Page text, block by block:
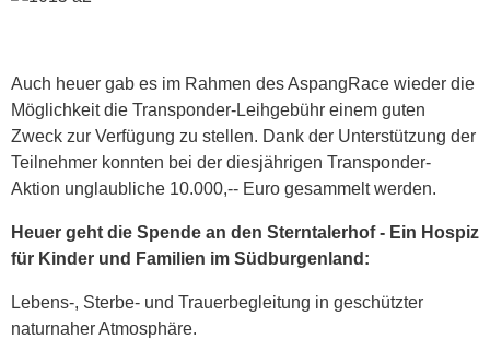
Auch heuer gab es im Rahmen des AspangRace wieder die
Möglichkeit die Transponder-Leihgebühr einem guten
Zweck zur Verfügung zu stellen. Dank der Unterstützung der
Teilnehmer konnten bei der diesjährigen Transponder-
Aktion unglaubliche 10.000,-- Euro gesammelt werden.
Heuer geht die Spende an den Sterntalerhof - Ein Hospiz
für Kinder und Familien im Südburgenland:
Lebens-, Sterbe- und Trauerbegleitung in geschützter
naturnaher Atmosphäre.